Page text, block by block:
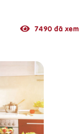
7490 đã xem